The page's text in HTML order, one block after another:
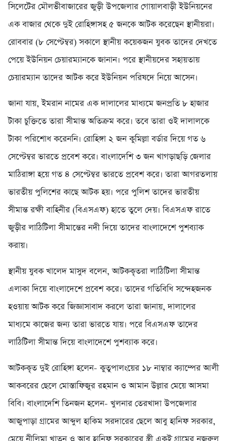
সিলেটের মৌলভীবাজারের জুড়ী উপজেলার গোয়ালবাড়ী ইউনিয়নের
এক বাজার থেকে দুই রোহিঙ্গাসহ ৫ জনকে আটক করেছেন স্থানীয়রা।
রোববার (৮ সেপ্টেম্বর) সকালে স্থানীয় কয়েকজন যুবক তাদের দেখতে
পেয়ে ইউনিয়ন চেয়ারম্যানকে জানান। পরে স্থানীয়দের সহায়তায়
চেয়ারম্যান তাদের আটক করে ইউনিয়ন পরিষদে নিয়ে আসেন।
জানা যায়, ইমরান নামের এক দালালের মাধ্যমে জনপ্রতি ৮ হাজার
টাকা চুক্তিতে তারা সীমান্ত অতিক্রম করে। তবে তারা ওই দালালকে
টাকা পরিশোধ করেননি। রোহিঙ্গা ২ জন কুমিল্লা বর্ডার দিয়ে গত ৬
সেপ্টেম্বর ভারতে প্রবেশ করে। বাংলাদেশি ৩ জন খাগড়াছড়ি জেলার
মাঠিরাঙ্গা হয়ে গত ৪ সেপ্টেম্বর ভারতে প্রবেশ করে। তারা আগরতলায়
ভারতীয় পুলিশের কাছে আটক হয়। পরে পুলিশ তাদের ভারতীয়
সীমান্ত রক্ষী বাহিনীর (বিএসএফ) হাতে তুলে দেয়। বিএসএফ রাতে
জুড়ীর লাঠিটিলা সীমান্তের নদী দিয়ে তাদের বাংলাদেশে পুশব্যাক
করায়।
স্থানীয় যুবক খালেদ মাসুদ বলেন, আটককৃতরা লাঠিটিলা সীমান্ত
এলাকা দিয়ে বাংলাদেশে প্রবেশ করে। তাদের গতিবিধি সন্দেহজনক
হওয়ায় আটক করে জিজ্ঞাসাবাদ করলে তারা জানায়, দালালের
মাধ্যমে কাজের জন্য তারা ভারতে যায়। পরে বিএসএফ তাদের
লাঠিটিলা সীমান্ত দিয়ে বাংলাদেশে পুশব্যাক করে।
আটককৃত দুই রোহিঙ্গা হলেন- কুতুপালংয়ের ১৮ নাম্বার ক্যাম্পের আলী
আকবরের ছেলে মোস্তাফিজুর রহমান ও আমান উল্লার মেয়ে আসমা
বিবি। বাংলাদেশি তিনজন হলেন- খুলনার তেরখাদা উপজেলার
আজুপাড়া গ্রামের আব্দুল হাকিম সরদারের ছেলে আবু হানিফ সরকার,